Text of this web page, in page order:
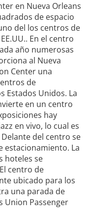
en Nueva Orleans
de espacio
del los centros de
En el centro
año numerosas
al Nueva
Center una
de
Estados Unidos. La
en un centro
hay
en vivo, lo cual es
del centro se
estacionamiento. La
hoteles se
centro de
ubicado para los
una parada de
Union Passenger